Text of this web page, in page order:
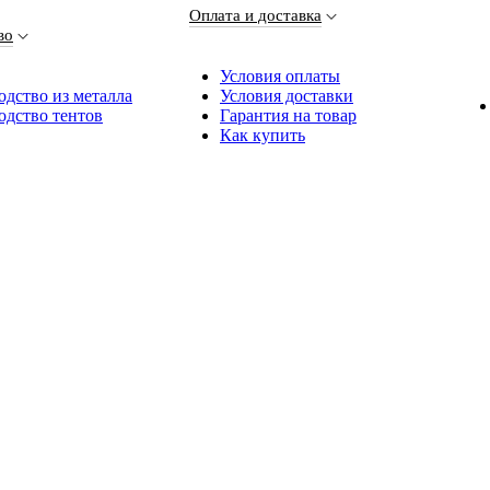
из металла
тентов
Оплата и доставка
Условия оплаты
Условия доставки
Гарантия на товар
Как купить